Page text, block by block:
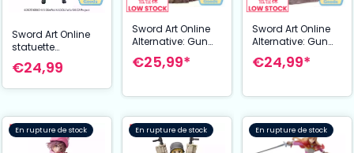
Sword Art Online
statuette
Luminasta PVC
Pitohui 21 cm
€24,99
Sword Art Online
Alternative: Gun
Gale Online II
statuette
€25,99*
Sword Art Online
Alternative: Gun
Gale Online II
statuette
€24,99*
En rupture de stock En rupture de stock En rupture de stock